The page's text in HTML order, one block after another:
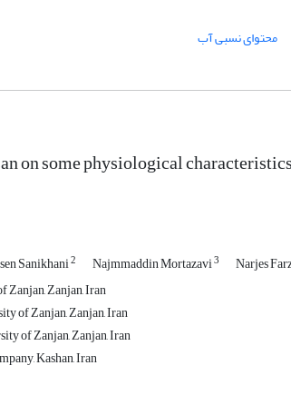
محتوای نسبی آب
on some physiological
Sanikhani2 Najmmaddin Mortazavi3 Narjes
Zanjan, Iran
of Zanjan, Zanjan, Iran
of Zanjan, Zanjan, Iran
Kashan, Iran